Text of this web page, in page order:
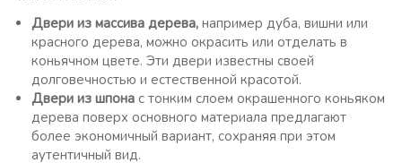
Двери из массива дерева, например дуба, вишни или
красного дерева, можно окрасить или отделать в
коньячном цвете. Эти двери известны своей
долговечностью и естественной красотой.
Двери из шпона с тонким слоем окрашенного коньяком
дерева поверх основного материала предлагают
более экономичный вариант, сохраняя при этом
аутентичный вид.